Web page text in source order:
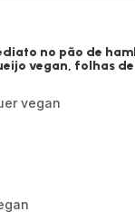
no pão de
vegan, folhas
vegan